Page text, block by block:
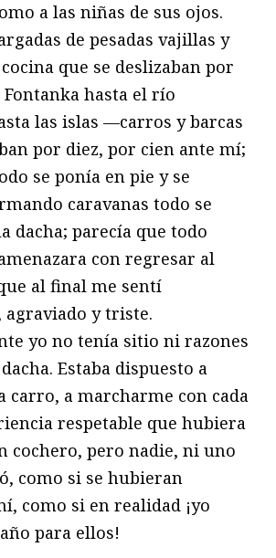
a las niñas de sus ojos.
de pesadas vajillas y
que se deslizaban por
hasta el río
las islas —carros y barcas
por diez, por cien ante mí;
se ponía en pie y se
caravanas todo se
dacha; parecía que todo
con regresar al
al final me sentí
agraviado y triste.
yo no tenía sitio ni razones
Estaba dispuesto a
carro, a marcharme con cada
respetable que hubiera
cochero, pero nadie, ni uno
como si se hubieran
como si en realidad ¡yo
para ellos!